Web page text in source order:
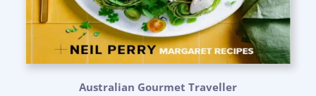
Australian Gourmet Traveller